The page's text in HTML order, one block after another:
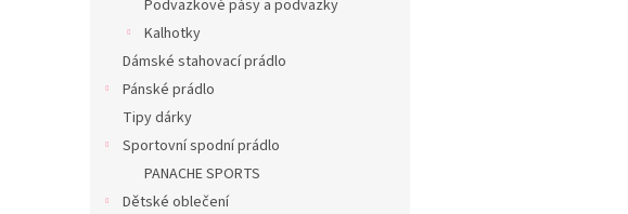
Podvazkové pásy a podvazky
Kalhotky
Dámské stahovací prádlo
Pánské prádlo
Tipy dárky
Sportovní spodní prádlo
PANACHE SPORTS
Dětské oblečení